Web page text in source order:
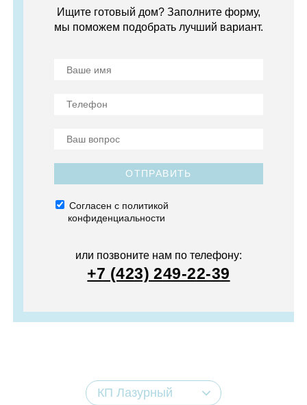
Ищите готовый дом? Заполните форму,
мы поможем подобрать лучший вариант.
ОТПРАВИТЬ
Согласен с политикой
конфиденциальности
или позвоните нам по телефону:
+7 (423) 249-22-39
КП Лазурный